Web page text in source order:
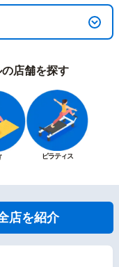
店舗を探す
ピラティス
店を紹介